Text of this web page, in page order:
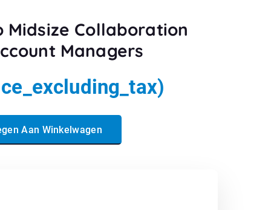
Midsize Collaboration
Managers
Aan Winkelwagen